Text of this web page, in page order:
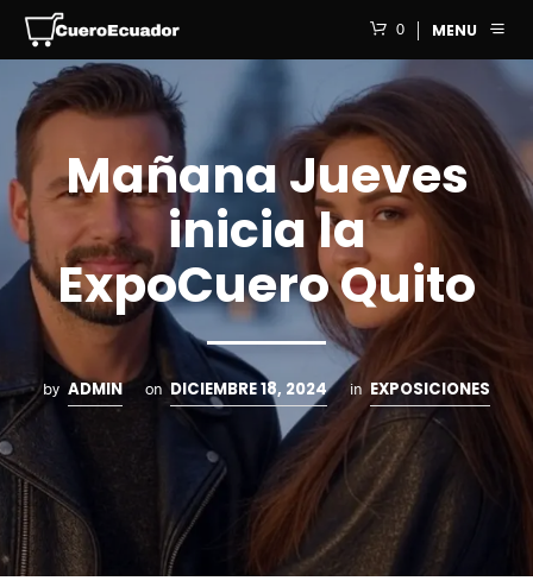
0 MENU
Mañana Jueves
inicia la
ExpoCuero Quito
by ADMIN on DICIEMBRE 18, 2024 in EXPOSICIONES